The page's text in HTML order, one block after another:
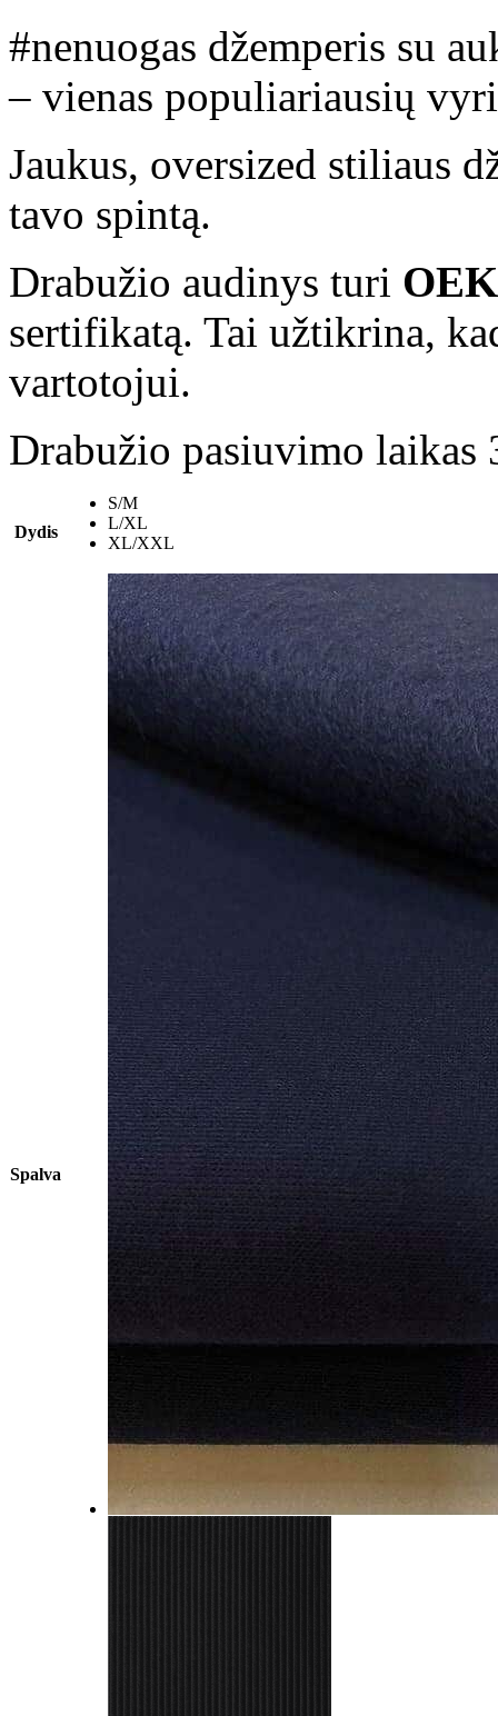
#nenuogas džemperis su
– vienas populiariausių
Jaukus, oversized stiliaus
tavo spintą.
Drabužio audinys turi
sertifikatą. Tai užtikrina,
vartotojui.
Drabužio pasiuvimo laikas
Dydis
S/M
L/XL
XL/XXL
Spalva